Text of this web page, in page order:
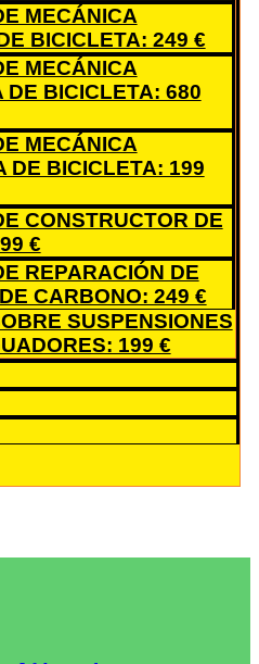
MECÁNICA
BICICLETA: 249 €
MECÁNICA
DE BICICLETA: 680
MECÁNICA
DE BICICLETA: 199
CONSTRUCTOR DE
€
REPARACIÓN DE
CARBONO: 249 €
SUSPENSIONES
199 €